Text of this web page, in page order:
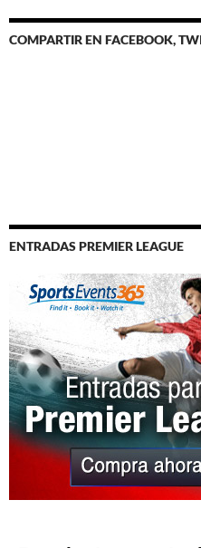
COMPARTIR EN FACEBOOK,
ENTRADAS PREMIER LEAGUE